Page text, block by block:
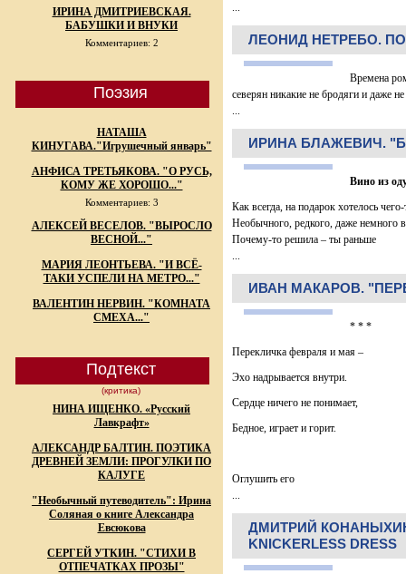
ИРИНА ДМИТРИЕВСКАЯ.
БАБУШКИ И ВНУКИ
Комментариев: 2
Поэзия
НАТАША
КИНУГАВА."Игрушечный январь"
АНФИСА ТРЕТЬЯКОВА. "О РУСЬ,
КОМУ ЖЕ ХОРОШО..."
Комментариев: 3
АЛЕКСЕЙ ВЕСЕЛОВ. "ВЫРОСЛО
ВЕСНОЙ..."
МАРИЯ ЛЕОНТЬЕВА. "И ВСЁ-
ТАКИ УСПЕЛИ НА МЕТРО..."
ВАЛЕНТИН НЕРВИН. "КОМНАТА
СМЕХА..."
Подтекст
(критика)
НИНА ИЩЕНКО. «Русский
Лавкрафт»
АЛЕКСАНДР БАЛТИН. ПОЭТИКА
ДРЕВНЕЙ ЗЕМЛИ: ПРОГУЛКИ ПО
КАЛУГЕ
"Необычный путеводитель": Ирина
Соляная о книге Александра
Евсюкова
СЕРГЕЙ УТКИН. "СТИХИ В
ОТПЕЧАТКАХ ПРОЗЫ"
...
ЛЕОНИД НЕТРЕБО.
Времена
северян никакие не бродяги и даже
...
ИРИНА БЛАЖЕВИЧ.
Вино из
Как всегда, на подарок хотелось
Необычного, редкого, даже немного
Почему-то решила – ты раньше
...
ИВАН МАКАРОВ.
* * *
Перекличка февраля и мая –
Эхо надрывается внутри.
Сердце ничего не понимает,
Бедное, играет и горит.
Оглушить его
...
ДМИТРИЙ
KNICKERLESS DRESS